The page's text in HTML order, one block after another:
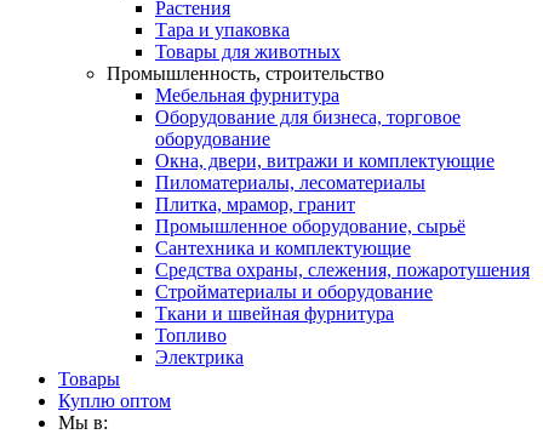
Растения
Тара и упаковка
Товары для животных
Промышленность, строительство
Мебельная фурнитура
Оборудование для бизнеса, торговое
оборудование
Окна, двери, витражи и комплектующие
Пиломатериалы, лесоматериалы
Плитка, мрамор, гранит
Промышленное оборудование, сырьё
Сантехника и комплектующие
Средства охраны, слежения, пожаротушения
Стройматериалы и оборудование
Ткани и швейная фурнитура
Топливо
Электрика
Товары
Куплю оптом
Мы в: